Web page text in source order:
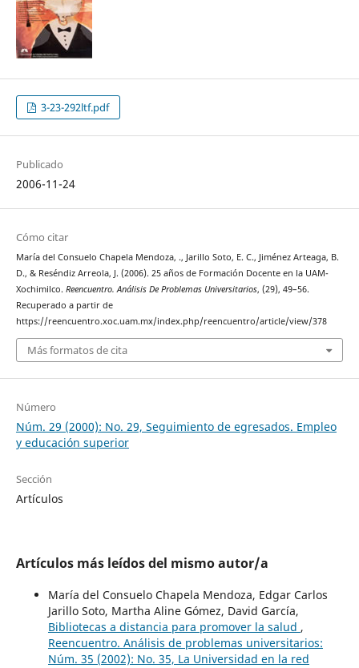
3-23-292ltf.pdf
Publicado
2006-11-24
Cómo citar
María del Consuelo Chapela Mendoza, ., Jarillo Soto, E. C., Jiménez Arteaga, B.
D., & Reséndiz Arreola, J. (2006). 25 años de Formación Docente en la UAM-
Xochimilco. Reencuentro. Análisis De Problemas Universitarios, (29), 49–56.
Recuperado a partir de
https://reencuentro.xoc.uam.mx/index.php/reencuentro/article/view/378
Más formatos de cita
Número
Núm. 29 (2000): No. 29, Seguimiento de egresados. Empleo
y educación superior
Sección
Artículos
Artículos más leídos del mismo autor/a
María del Consuelo Chapela Mendoza, Edgar Carlos
Jarillo Soto, Martha Aline Gómez, David García,
Bibliotecas a distancia para promover la salud ,
Reencuentro. Análisis de problemas universitarios:
Núm. 35 (2002): No. 35, La Universidad en la red